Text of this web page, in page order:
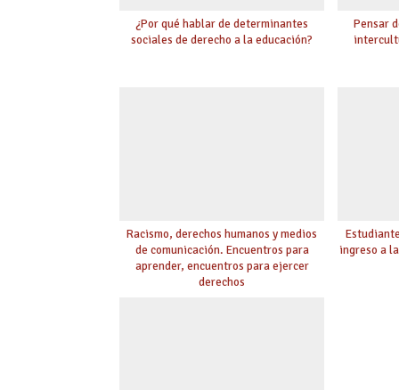
¿Por qué hablar de determinantes
sociales de derecho a la educación?
Pensar
Racismo, derechos humanos y medios
de comunicación. Encuentros para
aprender, encuentros para ejercer
derechos
ingreso a